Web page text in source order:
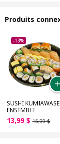
Produits
-13%
SUSHI KUMIAWASE
ENSEMBLE
13,99 $ 15,99 $